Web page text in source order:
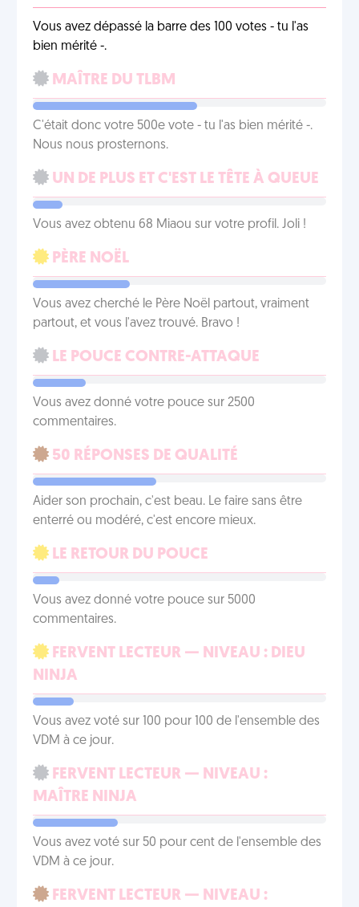
Vous avez dépassé la barre des 100 votes - tu l'as
bien mérité -.
MAÎTRE DU TLBM
C'était donc votre 500e vote - tu l'as bien mérité -.
Nous nous prosternons.
UN DE PLUS ET C'EST LE TÊTE À QUEUE
Vous avez obtenu 68 Miaou sur votre profil. Joli !
PÈRE NOËL
Vous avez cherché le Père Noël partout, vraiment
partout, et vous l'avez trouvé. Bravo !
LE POUCE CONTRE-ATTAQUE
Vous avez donné votre pouce sur 2500
commentaires.
50 RÉPONSES DE QUALITÉ
Aider son prochain, c'est beau. Le faire sans être
enterré ou modéré, c'est encore mieux.
LE RETOUR DU POUCE
Vous avez donné votre pouce sur 5000
commentaires.
FERVENT LECTEUR — NIVEAU : DIEU
NINJA
Vous avez voté sur 100 pour 100 de l'ensemble des
VDM à ce jour.
FERVENT LECTEUR — NIVEAU :
MAÎTRE NINJA
Vous avez voté sur 50 pour cent de l'ensemble des
VDM à ce jour.
FERVENT LECTEUR — NIVEAU :